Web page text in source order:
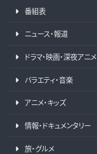
番組表
ニュース・報道
ドラマ・映画・深夜アニメ
バラエティ・音楽
アニメ・キッズ
情報・ドキュメンタリー
旅・グルメ